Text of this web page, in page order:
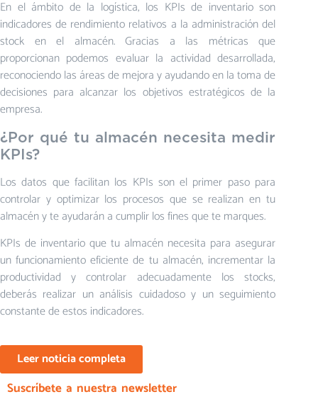
En el ámbito de la logística, los KPIs de inventario son
indicadores de rendimiento relativos a la administración del
stock en el almacén. Gracias a las métricas que
proporcionan podemos evaluar la actividad desarrollada,
reconociendo las áreas de mejora y ayudando en la toma de
decisiones para alcanzar los objetivos estratégicos de la
empresa.
¿Por qué tu almacén necesita medir
KPIs?
Los datos que facilitan los KPIs son el primer paso para
controlar y optimizar los procesos que se realizan en tu
almacén y te ayudarán a cumplir los fines que te marques.
KPIs de inventario que tu almacén necesita para asegurar
un funcionamiento eficiente de tu almacén, incrementar la
productividad y controlar adecuadamente los stocks,
deberás realizar un análisis cuidadoso y un seguimiento
constante de estos indicadores.
Leer noticia completa
Suscríbete a nuestra newsletter